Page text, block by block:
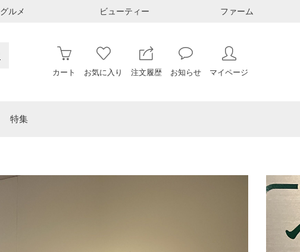
グルメ ビューティー ファーム
カート お気に入り 注文履歴 お知らせ マイページ
特集